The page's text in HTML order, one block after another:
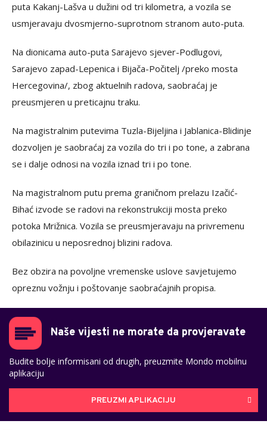
puta Kakanj-Lašva u dužini od tri kilometra, a vozila se
usmjeravaju dvosmjerno-suprotnom stranom auto-puta.
Na dionicama auto-puta Sarajevo sjever-Podlugovi,
Sarajevo zapad-Lepenica i Bijača-Počitelj /preko mosta
Hercegovina/, zbog aktuelnih radova, saobraćaj je
preusmjeren u preticajnu traku.
Na magistralnim putevima Tuzla-Bijeljina i Jablanica-Blidinje
dozvoljen je saobraćaj za vozila do tri i po tone, a zabrana
se i dalje odnosi na vozila iznad tri i po tone.
Na magistralnom putu prema graničnom prelazu Izačić-
Bihać izvode se radovi na rekonstrukciji mosta preko
potoka Mrižnica. Vozila se preusmjeravaju na privremenu
obilazinicu u neposrednoj blizini radova.
Bez obzira na povoljne vremenske uslove savjetujemo
opreznu vožnju i poštovanje saobraćajnih propisa.
Naše vijesti ne morate da provjeravate
Budite bolje informisani od drugih, preuzmite Mondo mobilnu
aplikaciju
PREUZMI APLIKACIJU